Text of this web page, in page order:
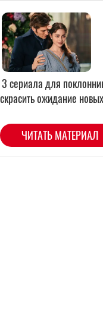
3 сериала для
скрасить ожидание
ЧИТАТЬ МАТЕРИАЛ